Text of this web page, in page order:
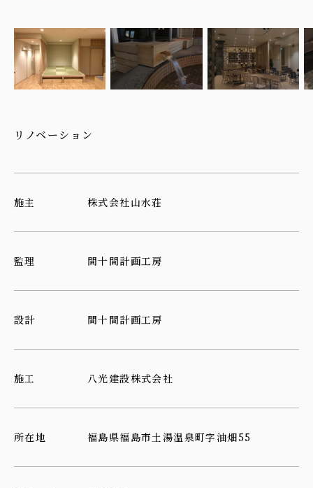
リノベーション
施主 株式会社山水荘
監理 間十間計画工房
設計 間十間計画工房
施工 八光建設株式会社
所在地 福島県福島市土湯温泉町字油畑55